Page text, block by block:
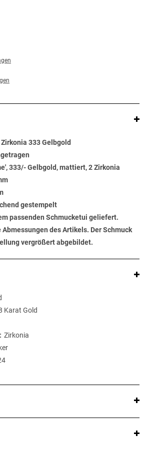
333 Gelbgold
333/- Gelbgold, mattiert, 2 Zirkonia
gestempelt
passenden Schmucketui geliefert.
des Artikels. Der Schmuck
vergrößert abgebildet.
Karat Gold
Zirkonia